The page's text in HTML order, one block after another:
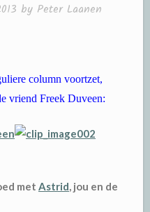
by Peter Laanen
column voortzet,
vriend Freek Duveen:
met Astrid, jou en de